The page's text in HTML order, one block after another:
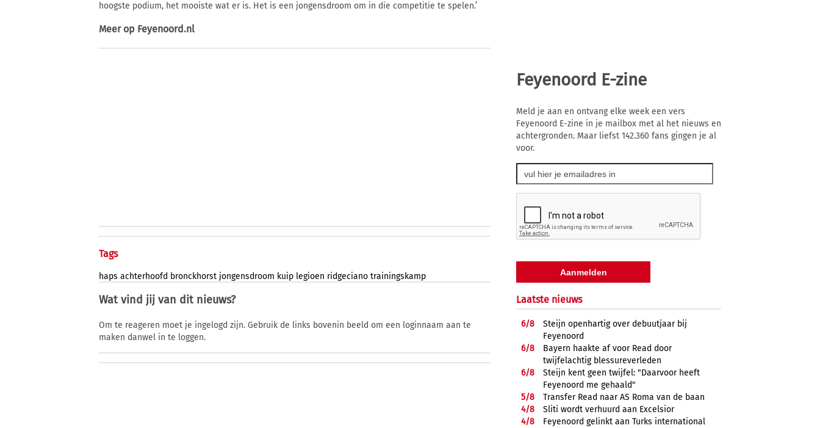
hoogste podium, het mooiste wat er is. Het is een jongensdroom om in die competitie te spelen.’
Meer op Feyenoord.nl
Tags
haps achterhoofd bronckhorst jongensdroom kuip legioen ridgeciano trainingskamp
Wat vind jij van dit nieuws?
Om te reageren moet je ingelogd zijn. Gebruik de links bovenin beeld om een loginnaam aan te
maken danwel in te loggen.
Feyenoord E-zine
Meld je aan en ontvang elke week een vers
Feyenoord E-zine in je mailbox met al het nieuws en
achtergronden. Maar liefst 142.360 fans gingen je al
voor.
Laatste nieuws
6/8
Steijn openhartig over debuutjaar bij
Feyenoord
6/8
Bayern haakte af voor Read door
twijfelachtig blessureverleden
6/8
Steijn kent geen twijfel: "Daarvoor heeft
Feyenoord me gehaald"
5/8
Transfer Read naar AS Roma van de baan
4/8
Sliti wordt verhuurd aan Excelsior
4/8
Feyenoord gelinkt aan Turks international